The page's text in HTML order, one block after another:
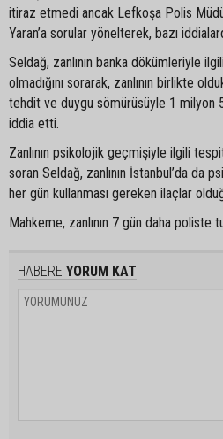
itiraz etmedi ancak Lefkoşa Polis
Yaran’a sorular yönelterek, bazı
Seldağ, zanlının banka dökümleriyle
olmadığını sorarak, zanlının birlikte
tehdit ve duygu sömürüsüyle 1 milyon
iddia etti.
Zanlının psikolojik geçmişiyle ilgili tespit
soran Seldağ, zanlının İstanbul’da da
her gün kullanması gereken ilaçlar
Mahkeme, zanlının 7 gün daha poliste
HABERE YORUM KAT